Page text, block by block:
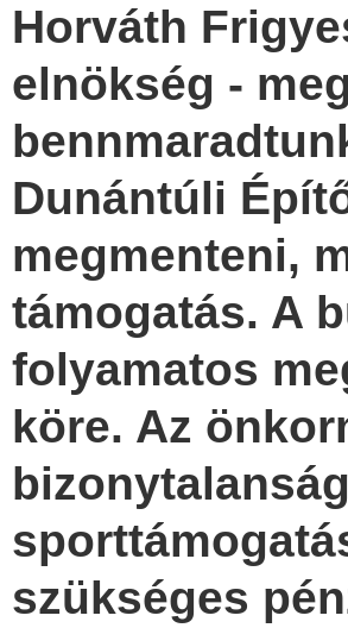
Horváth
elnökség -
Dunántúli
megmenteni,
támogatás. A
folyamatos
köre. Az
szükséges